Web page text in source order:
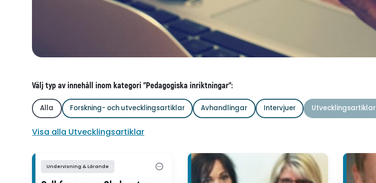
Välj typ av innehåll inom kategori "Pedagogiska inriktningar":
Alla Forskning- och utvecklingsartiklar Avhandlingar Intervjuer Utvecklingsartiklar
Visa alla Utvecklingsartiklar
Undervisning & Lärande